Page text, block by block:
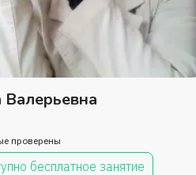
Валерьевна
проверены
бесплатное занятие